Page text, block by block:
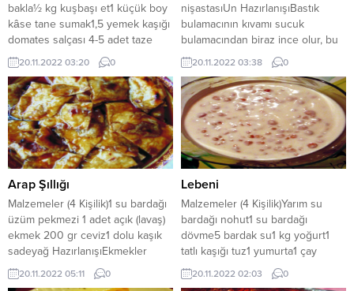
bakla½ kg kuşbaşı et1 küçük boy
kâse tane sumak1,5 yemek kaşığı
domates salçası 4-5 adet taze
sarımsak2 yemek kaşığı sadeyağ
Tuz HazırlanışıSumak derince bir
kapta ıslatılıp bekletilir. Yıkanarak
tencereye konulan ete iki bardak
su ilave edilerek haşlanmaya
bırakılır. Diğer taraftan baklalar
yıkanarak baş kısımları kesilir...
20.11.2022 03:20 0
nişastasıUn HazırlanışıBastık
bulamacının kıvamı sucuk
bulamacından biraz ince olur, bu
nedenle nişasta oranı azaltılır.
Hazırlanan bulamaç yere yayılan
bastık bezlerinin üzerine kollu
tasla dökülür. İnce bir tabaka
halinde eşit oranda yayılması için
iki kişi bezlerin ucundan tutar.
Bezin altından oklavayla eğim
yapılarak bulamacın fazlası alınır,
düz bir zemine...
20.11.2022 03:38 0
Arap Şıllığı
Malzemeler (4 Kişilik)1 su bardağı
üzüm pekmezi 1 adet açık (lavaş)
ekmek 200 gr ceviz1 dolu kaşık
sadeyağ HazırlanışıEkmekler
küçük parçalara ayrılarak servis
tabağına konulur. Tavada iyice
20.11.2022 05:11 0
Lebeni
Malzemeler (4 Kişilik)Yarım su
bardağı nohut1 su bardağı
dövme5 bardak su1 kg yoğurt1
tatlı kaşığı tuz1 yumurta1 çay
kaşığı nane1 çay kaşığı pul biber
HazırlanışıGeceden ıslatılan nohut
20.11.2022 02:03 0